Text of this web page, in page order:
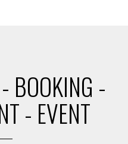
BOOKING -
- EVENT